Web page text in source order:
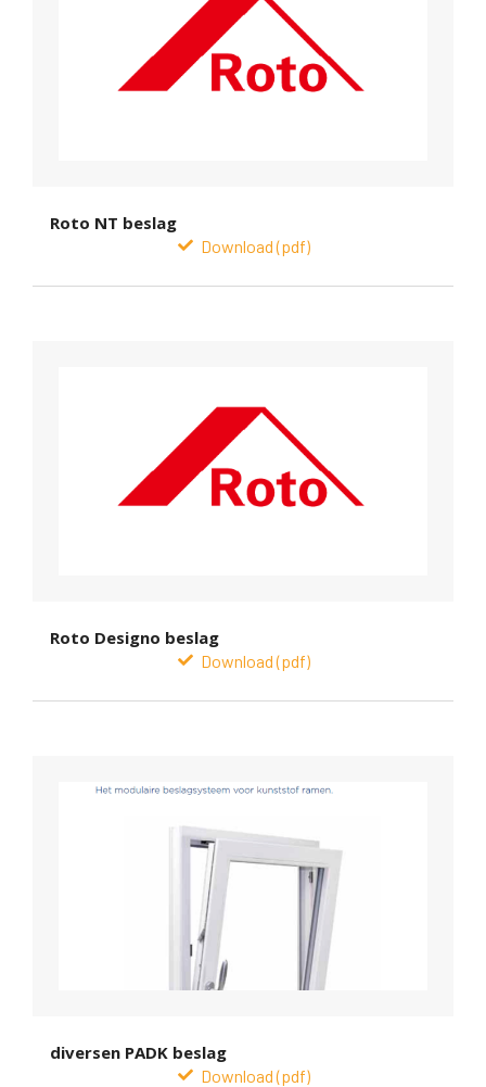
Roto NT beslag
Download (pdf)
Roto Designo beslag
Download (pdf)
diversen PADK beslag
Download (pdf)